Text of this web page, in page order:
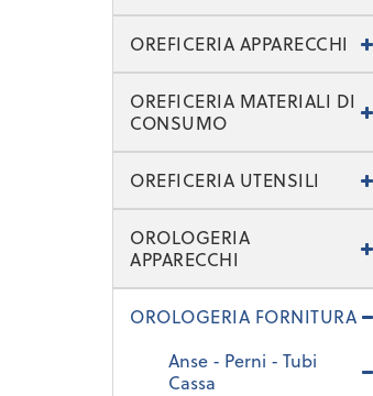
OREFICERIA APPARECCHI
OREFICERIA MATERIALI DI
CONSUMO
OREFICERIA UTENSILI
OROLOGERIA
APPARECCHI
OROLOGERIA FORNITURA
Anse - Perni - Tubi
Cassa